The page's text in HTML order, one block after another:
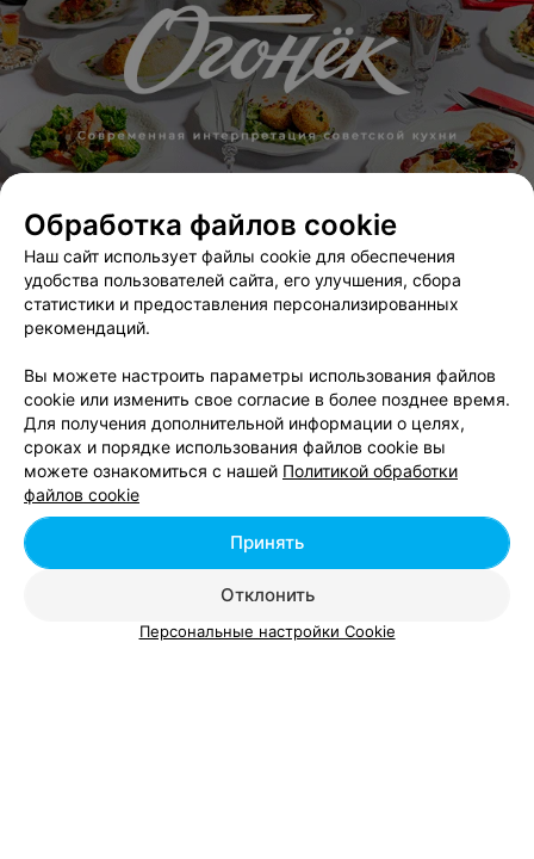
ЭФФЕКТИВНАЯ РЕКЛАМА НА САЙТЕ
Добавить компанию
Добавить специалиста
Обработка файлов cookie
Наш сайт использует файлы cookie для обеспечения
удобства пользователей сайта, его улучшения, сбора
статистики и предоставления персонализированных
рекомендаций.
Вы можете настроить параметры использования файлов
cookie или изменить свое согласие в более позднее время.
Для получения дополнительной информации о целях,
сроках и порядке использования файлов cookie вы
можете ознакомиться с нашей Политикой обработки
файлов cookie
Отклонить
Принять
Персональные настройки Cookie